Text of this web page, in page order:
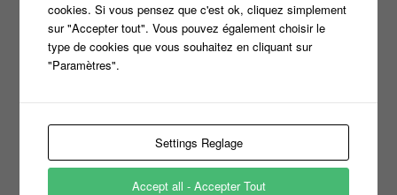
Commentaire *
cookies. Si vous pensez que c'est ok, cliquez simplement
sur "Accepter tout". Vous pouvez également choisir le
type de cookies que vous souhaitez en cliquant sur
"Paramètres".
Settings Reglage
Accept all - Accepter Tout